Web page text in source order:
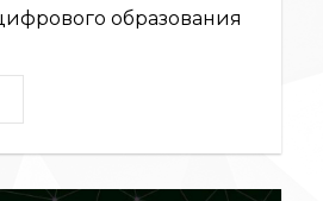
образования